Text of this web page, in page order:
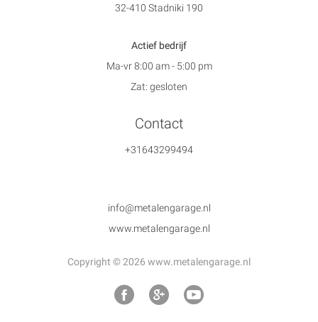
32-410 Stadniki 190
Actief bedrijf
Ma-vr 8:00 am - 5:00 pm
Zat: gesloten
Contact
+31643299494
info@metalengarage.nl
www.metalengarage.nl
Copyright © 2026 www.metalengarage.nl